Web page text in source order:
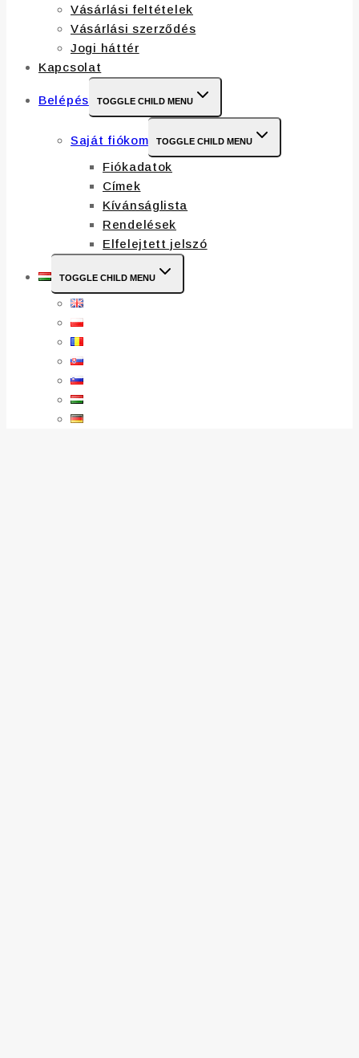
Vásárlási feltételek
Vásárlási szerződés
Jogi háttér
Kapcsolat
Belépés TOGGLE CHILD MENU
Saját fiókom TOGGLE CHILD MENU
Fiókadatok
Címek
Kívánságlista
Rendelések
Elfelejtett jelszó
TOGGLE CHILD MENU